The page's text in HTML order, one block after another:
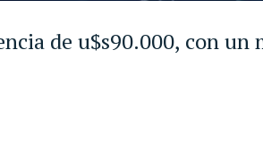
de u$s90.000, con un